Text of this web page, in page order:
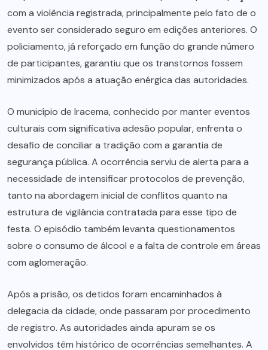
com a violência registrada, principalmente pelo fato de o
evento ser considerado seguro em edições anteriores. O
policiamento, já reforçado em função do grande número
de participantes, garantiu que os transtornos fossem
minimizados após a atuação enérgica das autoridades.
O município de Iracema, conhecido por manter eventos
culturais com significativa adesão popular, enfrenta o
desafio de conciliar a tradição com a garantia de
segurança pública. A ocorrência serviu de alerta para a
necessidade de intensificar protocolos de prevenção,
tanto na abordagem inicial de conflitos quanto na
estrutura de vigilância contratada para esse tipo de
festa. O episódio também levanta questionamentos
sobre o consumo de álcool e a falta de controle em áreas
com aglomeração.
Após a prisão, os detidos foram encaminhados à
delegacia da cidade, onde passaram por procedimento
de registro. As autoridades ainda apuram se os
envolvidos têm histórico de ocorrências semelhantes. A